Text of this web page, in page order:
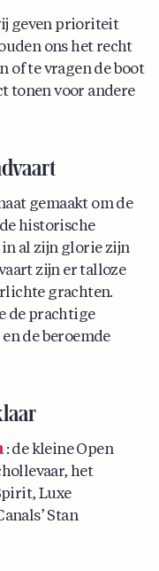
geven prioriteit
ons het recht
of te vragen de boot
tonen voor andere
gemaakt om de
historische
al zijn glorie zijn
zijn er talloze
grachten.
de prachtige
de beroemde
: de kleine Open
het
Luxe
Stan